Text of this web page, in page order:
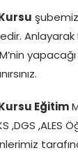
Anlayarak
Eğitim
,DGS ,ALES